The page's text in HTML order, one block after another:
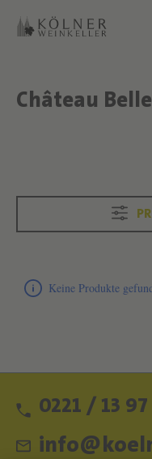
Zum Hauptinhalt springen
Zum Hauptinhalt springen
Text überspringen
Château
Text überspringen
Keine Produkte
0221 / 13